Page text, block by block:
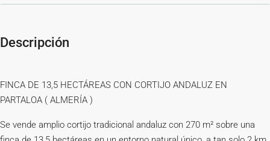
Descripción
FINCA DE 13,5 HECTÁREAS CON CORTIJO ANDALUZ EN
PARTALOA ( ALMERÍA )
Se vende amplio cortijo tradicional andaluz con 270 m² sobre una